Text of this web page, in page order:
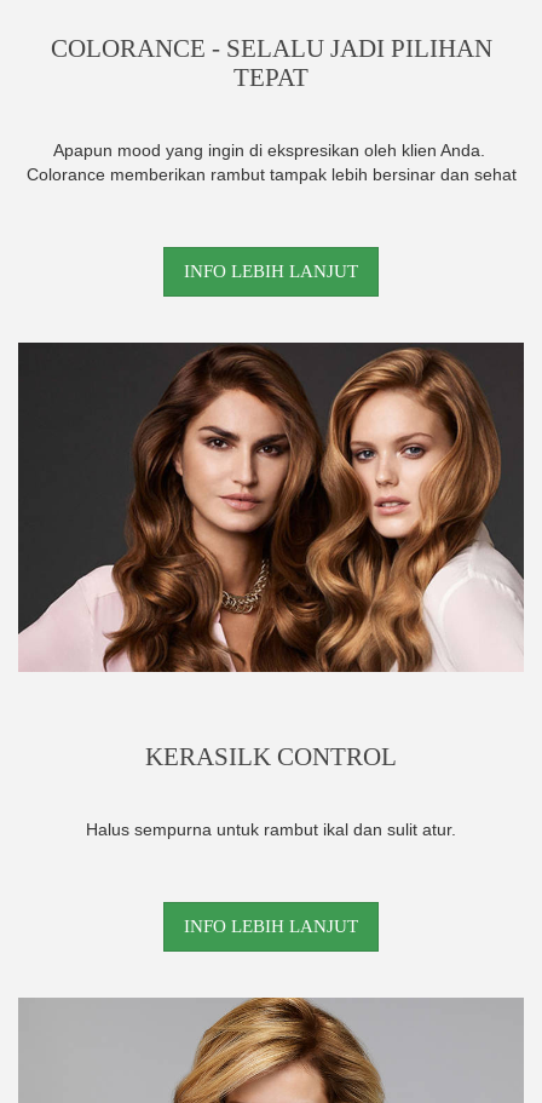
COLORANCE - SELALU JADI PILIHAN
TEPAT
Apapun mood yang ingin di ekspresikan oleh klien Anda.
Colorance memberikan rambut tampak lebih bersinar dan sehat
INFO LEBIH LANJUT
KERASILK CONTROL
Halus sempurna untuk rambut ikal dan sulit atur.
INFO LEBIH LANJUT